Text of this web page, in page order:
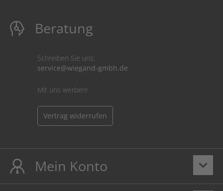
Beratung
Schreiben Sie uns:
service@wiegand-gmbh.de
Mit uns werben!
Vertrag widerrufen
keyboard_arrow_down
Mein Konto